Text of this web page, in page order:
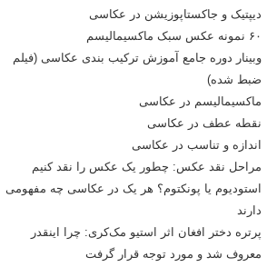
دیپتیک و جاکستا‌پوزیشن در عکاسی
۶۰ نمونه عکس سبک ماکسیمالیسم
وبینار دوره جامع آموزش ترکیب بندی عکاسی (فیلم
ضبط شده)
ماکسیمالیسم در عکاسی
نقطه عطف در عکاسی
اندازه و تناسب در عکاسی
مراحل نقد عکس: چطور یک عکس را نقد کنیم
استودیوم یا پونکتوم؟ هر یک در عکاسی چه مفهومی
دارند
پرتره دختر افغان اثر استیو مک‌کری: چرا اینقدر
معروف شد و مورد توجه قرار گرفت